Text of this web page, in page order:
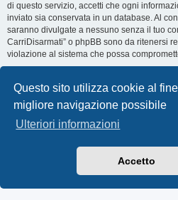
Questo sito utilizza cookie al
migliore navigazione possibile
Ulteriori informazioni
Accetto
di questo servizio, accetti che ogni
inviato sia conservata in un database. Al
saranno divulgate a nessuno senza il tuo
CarriDisarmati” o phpBB sono da ritenersi
violazione al sistema che possa
Home Indice
Creato da phpBB
Traduzione Italiana